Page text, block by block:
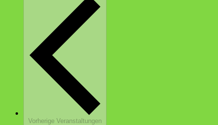
Vorherige Veranstaltungen